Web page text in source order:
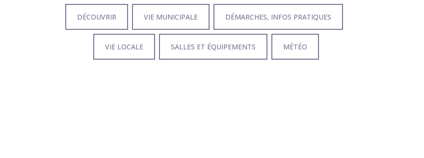
DÉCOUVRIR VIE MUNICIPALE DÉMARCHES, INFOS PRATIQUES
VIE LOCALE SALLES ET ÉQUIPEMENTS MÉTÉO